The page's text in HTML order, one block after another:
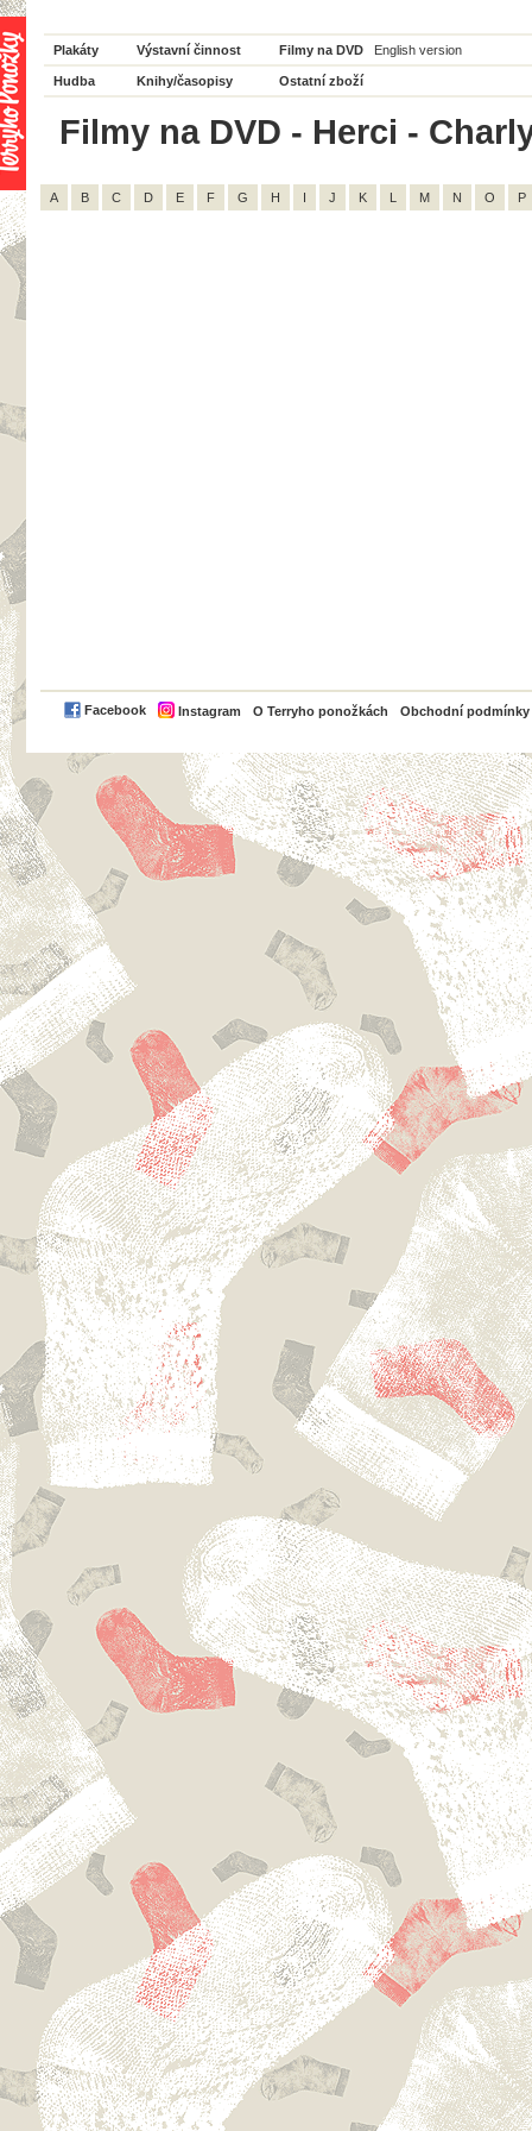
Plakáty Výstavní činnost Filmy na DVD English version
Hudba Knihy/časopisy Ostatní zboží
Filmy na DVD - Herci -
A B C D E F G H I J K L M N O P
Facebook Instagram O Terryho ponožkách Obchodní podmínky
PayPal